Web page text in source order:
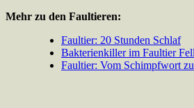
Mehr zu den Faultieren:
Faultier: 20 Stunden Schlaf
Bakterienkiller im Faultier
Faultier: Vom Schimpfwort